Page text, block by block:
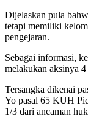
Dijelaskan pula
tetapi memiliki
pengejaran.
Sebagai informasi,
melakukan aksinya
Tersangka dikenai
Yo pasal 65 KUH
1/3 dari ancaman